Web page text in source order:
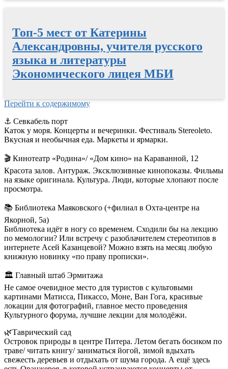
Топ-5 мест от Катерины
Александровны, учителя русского
языка и литературы
Экономического лицея МБИ
Перейти к содержимому
⚓ Севкабель порт
Каток у моря. Концерты и вечеринки. Фестиваль Stereoleto.
Вкусная и необычная еда. Маркеты и ярмарки.
🎬 Кинотеатр «Родина»/ «Дом кино» на Караванной, 12
Красота залов. Антураж. Эксклюзивные кинопоказы. Фильмы
на языке оригинала. Культура. Люди, которые хлопают после
просмотра.
📚 Библиотека Маяковского (+филиал в Охта-центре на
Якорной, 5а)
Библиотека идёт в ногу со временем. Сходили бы на лекцию
по мемологии? Или встречу с разоблачителем стереотипов в
интернете Асей Казанцевой? Можно взять на месяц любую
книжную новинку «по праву прописки».
🏛 Главный штаб Эрмитажа
Не самое очевидное место для туристов с культовыми
картинами Матисса, Пикассо, Моне, Ван Гога, красивые
локации для фотографий, главное место проведения
Культурного форума, лучшие лекции для молодёжи.
🌿Таврический сад
Островок природы в центре Питера. Летом бегать босиком по
траве/ читать книгу/ заниматься йогой, зимой вдыхать
свежесть деревьев и отдыхать от шума города. А ещё здесь